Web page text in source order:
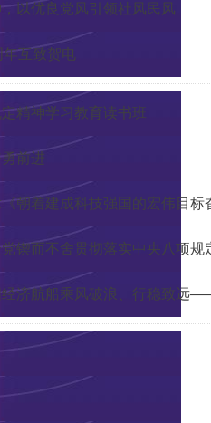
以优良党风引领社风民风
互致贺电
精神学习教育读书班
前进
朝着建成科技强国的宏伟目标
锲而不舍贯彻落实中央八项规
济航船乘风破浪、行稳致远